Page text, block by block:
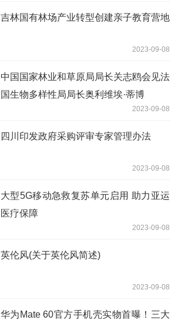
吉林国有林场产业转型创建亲子教育营地
2023-09-08
中国国家林业和草原局局长关志鸥会见法
国生物多样性局局长奥利维埃·蒂博
2023-09-08
四川印发政府采购评审专家管理办法
2023-09-08
大型5G移动急救复苏单元启用 助力亚运
医疗保障
2023-09-08
英伦风(关于英伦风简述)
2023-09-08
华为Mate 60官方手机壳实物首曝！三大